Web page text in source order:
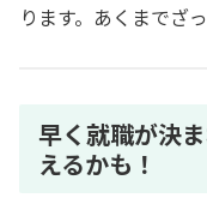
ります。あくまでざ
早く就職が決
えるかも！